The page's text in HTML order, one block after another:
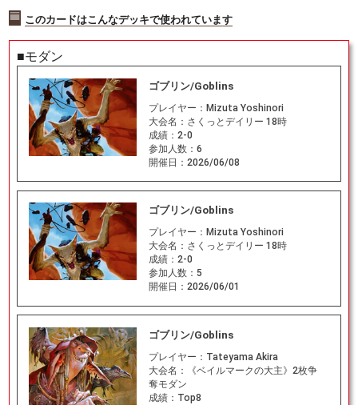
このカードはこんなデッキで使われています
■モダン
ゴブリン/Goblins
プレイヤー： Mizuta Yoshinori
大会名： さくっとデイリー 18時
成績： 2-0
参加人数： 6
開催日： 2026/06/08
ゴブリン/Goblins
プレイヤー： Mizuta Yoshinori
大会名： さくっとデイリー 18時
成績： 2-0
参加人数： 5
開催日： 2026/06/01
ゴブリン/Goblins
プレイヤー： Tateyama Akira
大会名：
《ベイルマークの大主》2枚争
奪モダン
成績： Top8